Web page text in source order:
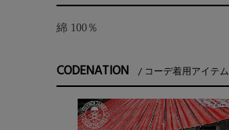
綿 100％
CODENATION コーデ着用アイテム